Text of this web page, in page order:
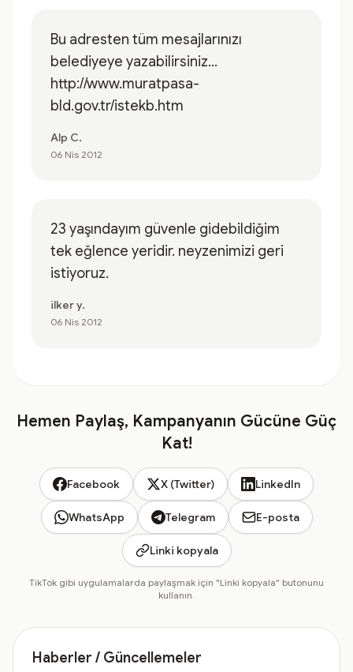
Bu adresten tüm mesajlarınızı
belediyeye yazabilirsiniz...
http://www.muratpasa-
bld.gov.tr/istekb.htm
Alp C.
06 Nis 2012
23 yaşındayım güvenle gidebildiğim
tek eğlence yeridir. neyzenimizi geri
istiyoruz.
ilker y.
06 Nis 2012
Hemen Paylaş, Kampanyanın Gücüne Güç
Kat!
Facebook X (Twitter) LinkedIn
WhatsApp Telegram E-posta
Linki kopyala
TikTok gibi uygulamalarda paylaşmak için "Linki kopyala" butonunu
kullanın.
Haberler / Güncellemeler